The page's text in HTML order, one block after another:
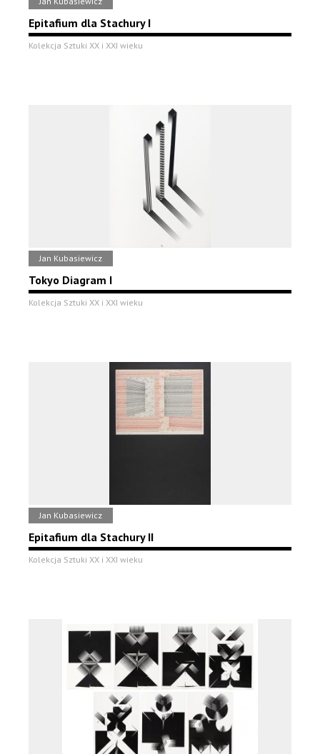
Epitafium dla Stachury I
Kolekcja Sztuki XX i XXI wieku
Jan Kubasiewicz
Tokyo Diagram I
Kolekcja Sztuki XX i XXI wieku
Jan Kubasiewicz
Epitafium dla Stachury II
Kolekcja Sztuki XX i XXI wieku